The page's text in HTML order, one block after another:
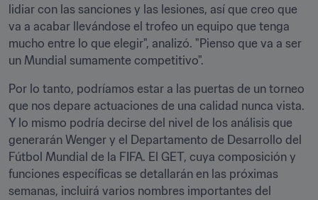
lidiar con las sanciones y las lesiones, así que creo que
va a acabar llevándose el trofeo un equipo que tenga
mucho entre lo que elegir", analizó. "Pienso que va a ser
un Mundial sumamente competitivo".
Por lo tanto, podríamos estar a las puertas de un torneo
que nos depare actuaciones de una calidad nunca vista.
Y lo mismo podría decirse del nivel de los análisis que
generarán Wenger y el Departamento de Desarrollo del
Fútbol Mundial de la FIFA. El GET, cuya composición y
funciones específicas se detallarán en las próximas
semanas, incluirá varios nombres importantes del